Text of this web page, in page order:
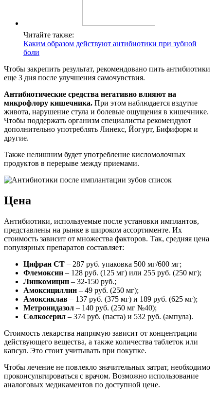
Читайте также:
Каким образом действуют антибиотики при зубной
боли
Чтобы закрепить результат, рекомендовано пить антибиотики
еще 3 дня после улучшения самочувствия.
Антибиотические средства негативно влияют на
микрофлору кишечника. При этом наблюдается вздутие
живота, нарушение стула и болевые ощущения в кишечнике.
Чтобы поддержать организм специалисты рекомендуют
дополнительно употреблять Линекс, Йогурт, Бифиформ и
другие.
Также нелишним будет употребление кисломолочных
продуктов в перерыве между приемами.
Цена
Антибиотики, используемые после установки имплантов,
представлены на рынке в широком ассортименте. Их
стоимость зависит от множества факторов. Так, средняя цена
популярных препаратов составляет:
Цифран СТ – 287 руб. упаковка 500 мг/600 мг;
Флемоксин – 128 руб. (125 мг) или 255 руб. (250 мг);
Линкомицин – 32-150 руб.;
Амоксициллин – 49 руб. (250 мг);
Амоксиклав – 137 руб. (375 мг) и 189 руб. (625 мг);
Метронидазол – 140 руб. (250 мг №40);
Солкосерил – 374 руб. (паста) и 532 руб. (ампула).
Стоимость лекарства напрямую зависит от концентрации
действующего вещества, а также количества таблеток или
капсул. Это стоит учитывать при покупке.
Чтобы лечение не повлекло значительных затрат, необходимо
проконсультироваться с врачом. Возможно использование
аналоговых медикаментов по доступной цене.